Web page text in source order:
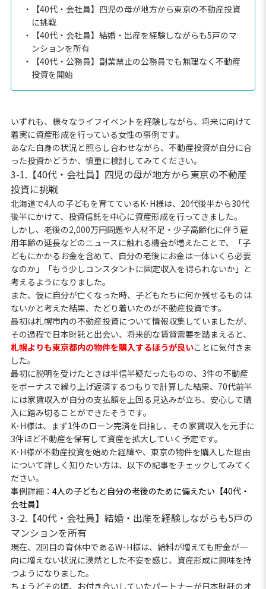
・【40代・会社員】四児の母が地方から東京の不動産投資
に挑戦
・【40代・会社員】結婚・出産を経験しながらも5戸のマ
ンションを所有
・【40代・公務員】副業禁止の公務員でも無理なく不動産
投資を開始
いずれも、様々なライフイベントを経験しながら、将来に向けて
着実に資産形成を行っている女性の事例です。
あなた自身の状況と照らし合わせながら、不動産投資が自分に合
った投資かどうか、慎重に検討してみてください。
3-1.【40代・会社員】四児の母が地方から東京の不動産
投資に挑戦
北海道で4人の子どもを育てているK･H様は、20代後半から30代
後半にかけて、投資信託を中心に資産形成を行ってきました。
しかし、老後の2,000万円問題や人材不足・少子高齢化に伴う雇
用年齢の延長などのニュースに触れる機会が増えたことで、「子
どもにかかるお金を含めて、自分の老後にお金は一体いくら必要
なのか」「もう少しコンスタントに固定収入を得られないか」と
考えるようになりました。
また、仮に自分が亡くなった時、子どもたちに何か残せるものは
ないかと考えた結果、たどり着いたのが不動産投資です。
最初は札幌市内の不動産投資について情報収集していましたが、
その過程で日本財託と出会い、将来的な賃貸需要を踏まえると、
札幌よりも東京都内の物件を購入するほうが良いことに気付きま
した。
最初に説明を受けたときは半信半疑だったものの、3件の不動産
をボーナスで繰り上げ返済するつもりで計算した結果、70代前半
には家賃収入が自分の支払額を上回る見込みが立ち、安心して購
入に踏み切ることができたそうです。
K･H様は、まず1件のローン完済を目指し、その家賃収入を元手に
3件ほど不動産を保有して資産を拡大していく予定です。
K･H様が不動産投資を始めた経緯や、東京の物件を購入した理由
について詳しく知りたい方は、以下の記事をチェックしてみてく
ださい。
事例詳細： 4人の子どもと自分の老後のために備えたい【40代・
会社員】
3-2.【40代・会社員】結婚・出産を経験しながらも5戸の
マンションを所有
現在、2回目の育休中であるW･H様は、給料が増えても貯金が一
向に増えない状況に漠然とした不安を感じ、資産形成に興味を持
つようになりました。
ちょうどその頃、お付き合いしていたパートナーが日本財託のオ